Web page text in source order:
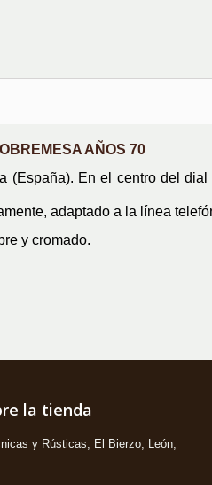
AÑOS 70
(España). En el centro del
adaptado a la línea
y cromado.
la tienda
y Rústicas, El Bierzo, León,